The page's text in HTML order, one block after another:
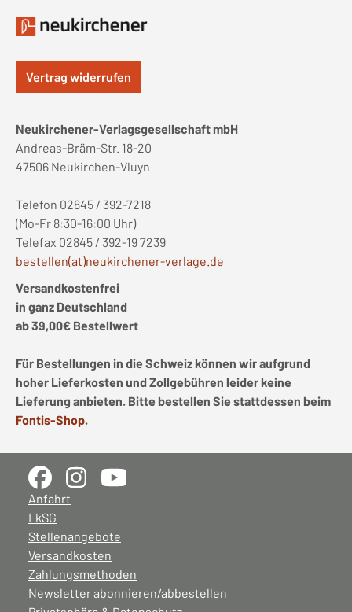
Vertrag widerrufen
Neukirchener-Verlagsgesellschaft mbH
Andreas-Bräm-Str. 18-20
47506 Neukirchen-Vluyn
Telefon 02845 / 392-7218
(Mo-Fr 8:30-16:00 Uhr)
Telefax 02845 / 392-19 7239
bestellen(at)neukirchener-verlage.de
Versandkostenfrei
in ganz Deutschland
ab 39,00€ Bestellwert
Für Bestellungen in die Schweiz können wir aufgrund
hoher Lieferkosten und Zollgebühren leider keine
Lieferung anbieten. Bitte bestellen Sie stattdessen beim
Fontis-Shop.
Anfahrt
LkSG
Stellenangebote
Versandkosten
Zahlungsmethoden
Newsletter abonnieren/abbestellen